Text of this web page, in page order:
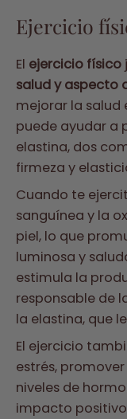
Ejercicio
El ejercicio físico
salud y aspecto
mejorar la salud
puede ayudar a
elastina, dos
firmeza y
Cuando te
sanguínea y la
piel, lo que
luminosa y
estimula la
responsable de
la elastina, que
El ejercicio
estrés,
niveles de
impacto